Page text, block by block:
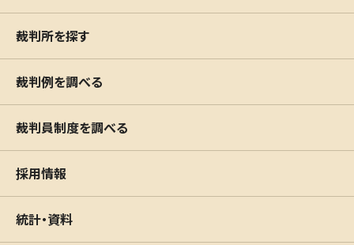
裁判所を探す
裁判例を調べる
裁判員制度を調べる
採用情報
統計・資料